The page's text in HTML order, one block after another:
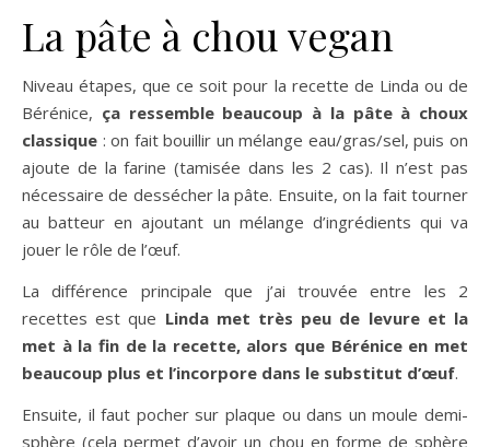
La pâte à chou vegan
Niveau étapes, que ce soit pour la recette de Linda ou de
Bérénice, ça ressemble beaucoup à la pâte à choux
classique : on fait bouillir un mélange eau/gras/sel, puis on
ajoute de la farine (tamisée dans les 2 cas). Il n’est pas
nécessaire de dessécher la pâte. Ensuite, on la fait tourner
au batteur en ajoutant un mélange d’ingrédients qui va
jouer le rôle de l’œuf.
La différence principale que j’ai trouvée entre les 2
recettes est que Linda met très peu de levure et la
met à la fin de la recette, alors que Bérénice en met
beaucoup plus et l’incorpore dans le substitut d’œuf.
Ensuite, il faut pocher sur plaque ou dans un moule demi-
sphère (cela permet d’avoir un chou en forme de sphère